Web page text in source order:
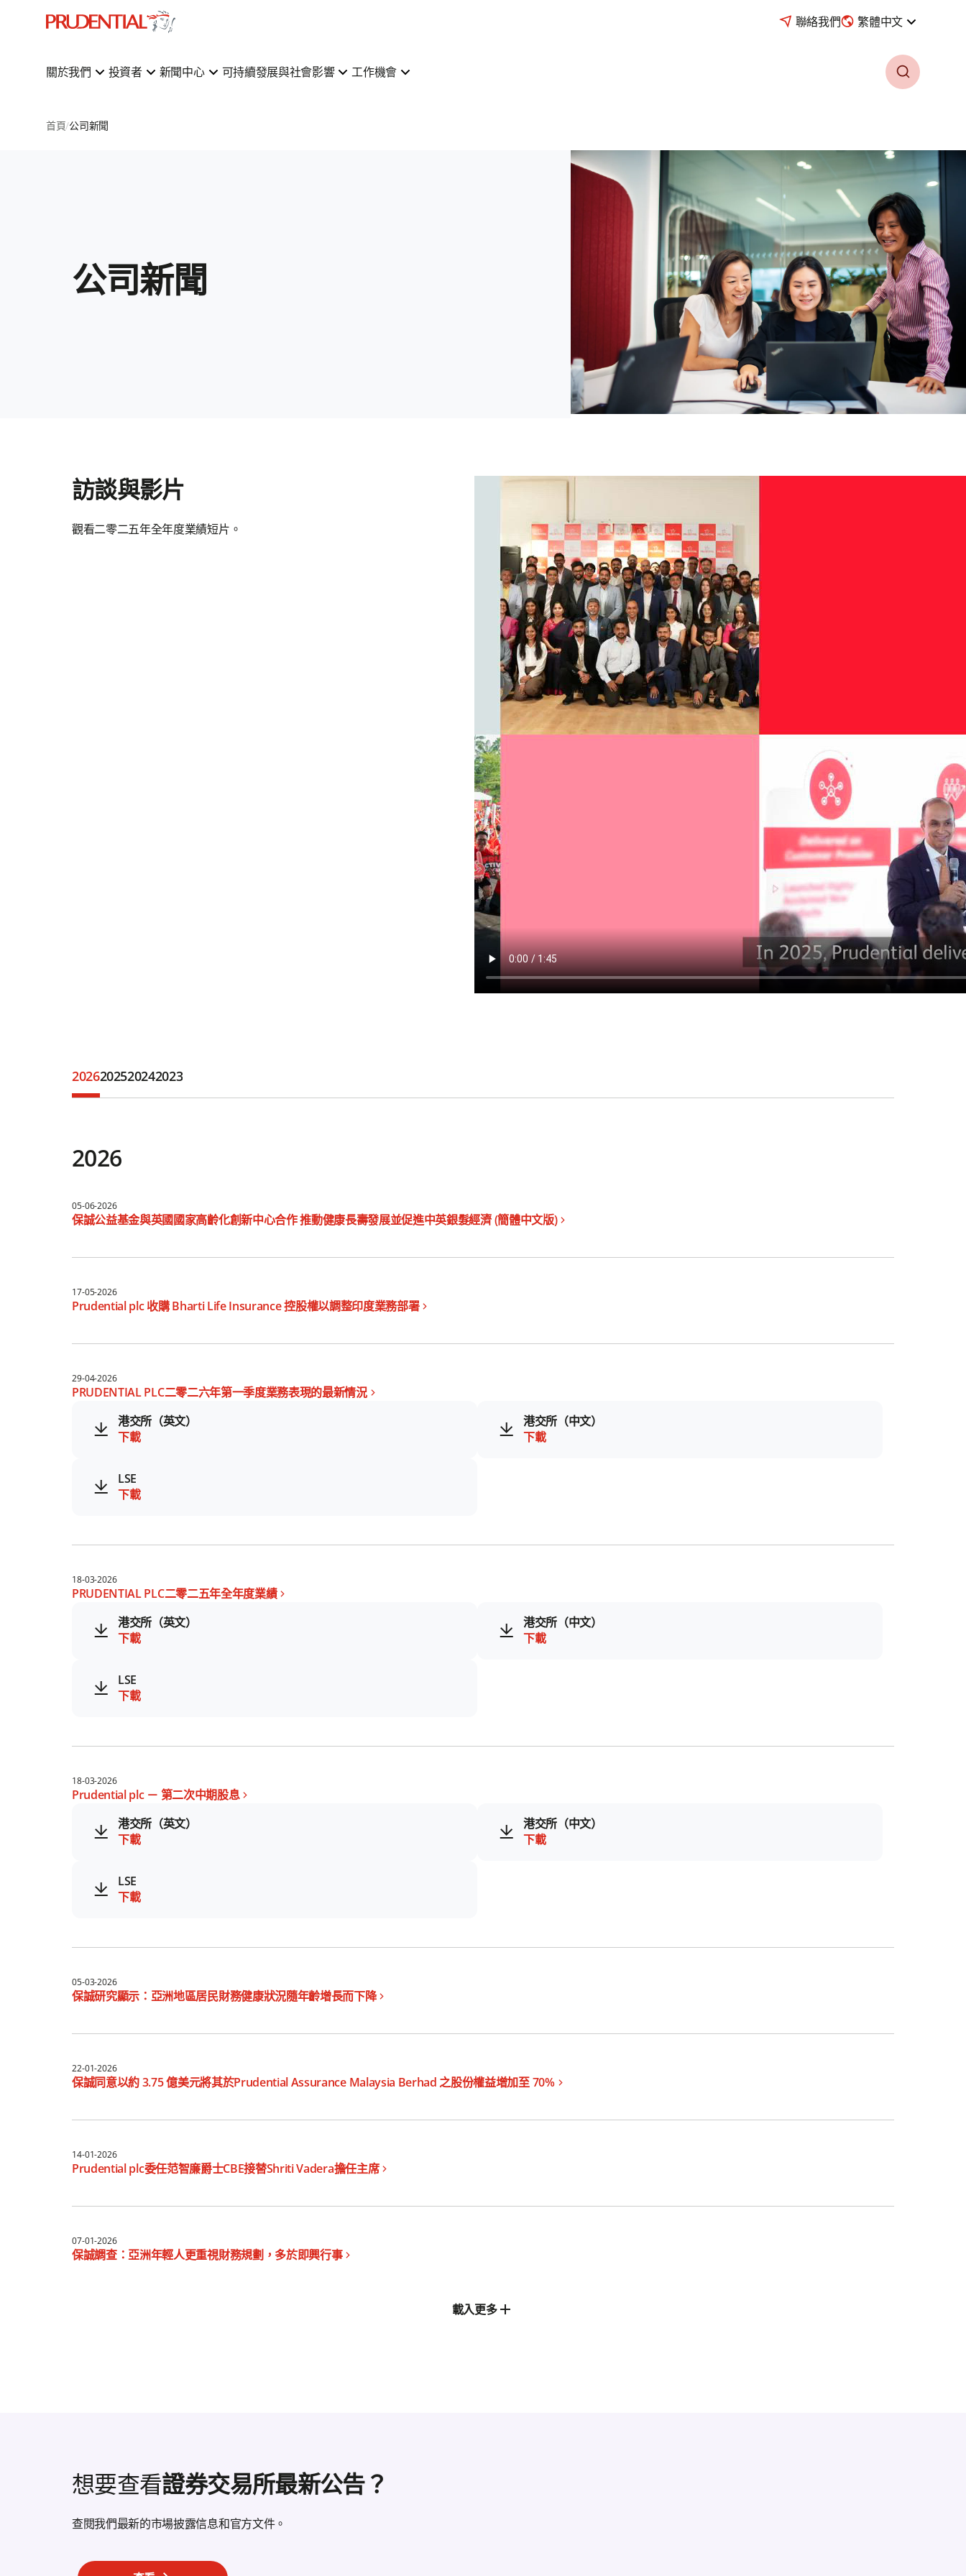
聯絡我們 繁體中文
關於我們 投資者 新聞中心 可持續發展與社會影響 工作機會
首頁 公司新聞
公司新聞
訪談與影片
觀看二零二五年全年度業績短片。
2026202520242023
2026
05-06-2026
保誠公益基金與英國國家高齡化創新中心合作 推動健康長壽發展並促進中英銀髮經濟 (簡體中文版)
17-05-2026
Prudential plc 收購 Bharti Life Insurance 控股權以調整印度業務部署
29-04-2026
PRUDENTIAL PLC二零二六年第一季度業務表現的最新情況
港交所（英文）
下載
港交所（中文）
下載
LSE
下載
18-03-2026
PRUDENTIAL PLC二零二五年全年度業績
港交所（英文）
下載
港交所（中文）
下載
LSE
下載
18-03-2026
Prudential plc － 第二次中期股息
港交所（英文）
下載
港交所（中文）
下載
LSE
下載
05-03-2026
保誠研究顯示：亞洲地區居民財務健康狀況隨年齡增長而下降
22-01-2026
保誠同意以約 3.75 億美元將其於Prudential Assurance Malaysia Berhad 之股份權益增加至 70%
14-01-2026
Prudential plc委任范智廉爵士CBE接替Shriti Vadera擔任主席
07-01-2026
保誠調查：亞洲年輕人更重視財務規劃，多於即興行事
載入更多
想要查看證券交易所最新公告？
查閱我們最新的市場披露信息和官方文件。